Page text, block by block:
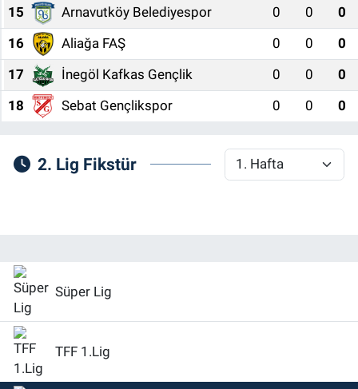
15
Arnavutköy Belediyespor 0 0
0
16
Aliağa FAŞ 0 0
0
17
İnegöl Kafkas Gençlik 0 0
0
18
Sebat Gençlikspor 0 0 0
2. Lig Fikstür
Süper Lig
TFF 1.Lig